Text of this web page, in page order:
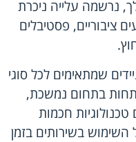
משנות ה-80 ואילך, נרשמה עלייה ניכרת
ציבוריים, פסטיבלים
שמתאימים לכל סוגי
בתחום נמשכת,
חכמות
השימוש בשירותים בזמן